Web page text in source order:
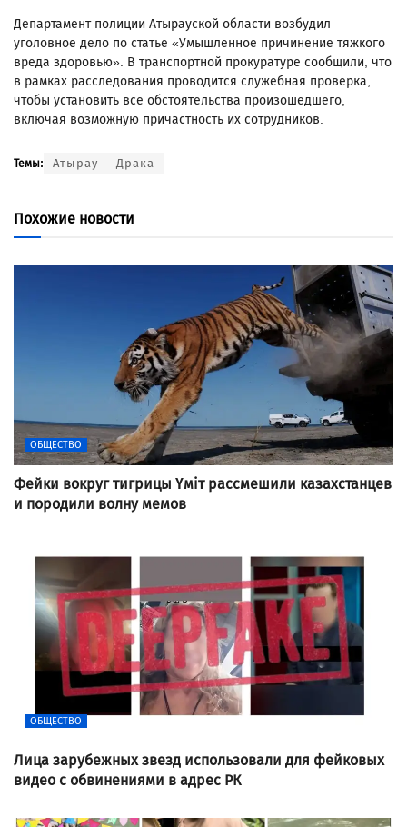
Департамент полиции Атырауской области возбудил
уголовное дело по статье «Умышленное причинение тяжкого
вреда здоровью». В транспортной прокуратуре сообщили, что
в рамках расследования проводится служебная проверка,
чтобы установить все обстоятельства произошедшего,
включая возможную причастность их сотрудников.
Темы: Атырау Драка
Похожие новости
ОБЩЕСТВО
Фейки вокруг тигрицы Үміт рассмешили казахстанцев
и породили волну мемов
ОБЩЕСТВО
Лица зарубежных звезд использовали для фейковых
видео с обвинениями в адрес РК